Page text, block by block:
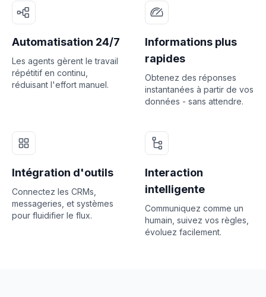
Automatisation 24/7
Les agents gèrent le travail
répétitif en continu,
réduisant l'effort manuel.
Informations plus
rapides
Obtenez des réponses
instantanées à partir de vos
données - sans attendre.
Intégration d'outils
Connectez les CRMs,
messageries, et systèmes
pour fluidifier le flux.
Interaction
intelligente
Communiquez comme un
humain, suivez vos règles,
évoluez facilement.